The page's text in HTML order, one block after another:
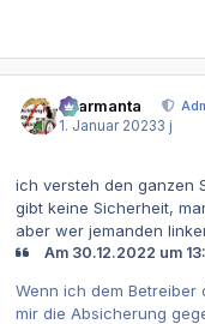
charmanta
1. Januar 20233 j
ich versteh den ganzen
gibt keine Sicherheit,
aber wer jemanden
Am 30.12.2022 um
Wenn ich dem Betreiber
mir die Absicherung